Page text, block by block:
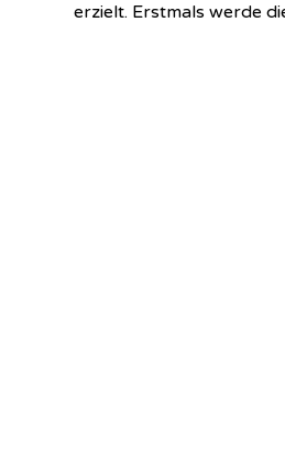
erzielt. Erstmals werde